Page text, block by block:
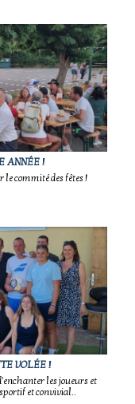
ANNÉE !
le commité des fêtes !
VOLÉE !
les joueurs et
et convivial..